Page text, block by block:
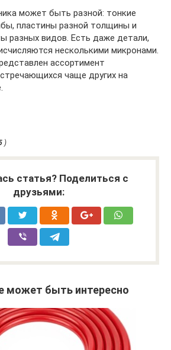
может быть разной: тонкие
пластины разной толщины и
разных видов. Есть даже детали,
несколькими микронами.
ассортимент
чаще других на
)
статья? Поделиться с
друзьями:
может быть интересно